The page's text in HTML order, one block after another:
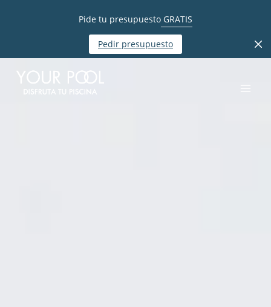
Pide tu presupuesto GRATIS
Pedir presupuesto